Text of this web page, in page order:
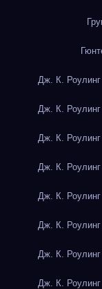
Дж. К.
Дж. К.
Дж. К.
Дж. К.
Дж. К.
Дж. К.
Дж. К.
Дж. К.